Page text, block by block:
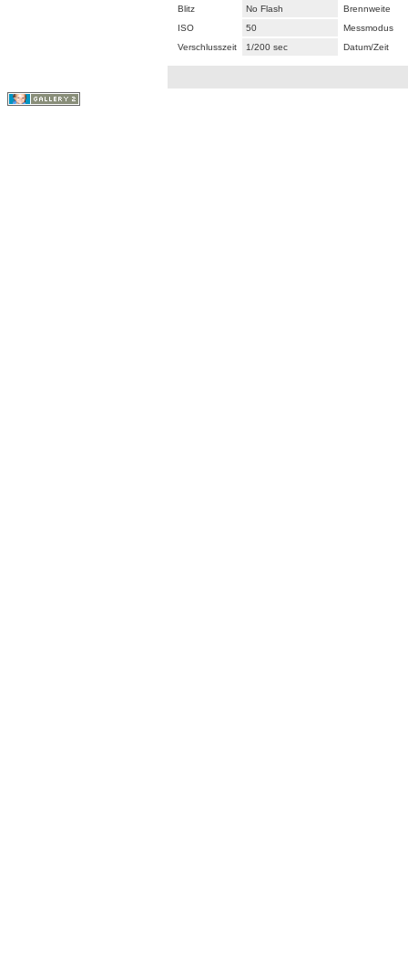
Blitz
No Flash
Brennweite
ISO
50
Messmodus
Verschlusszeit
1/200 sec Datum/Zeit